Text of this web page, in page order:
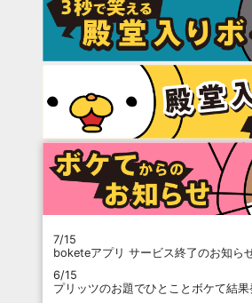
7/15
boketeアプリ サービス終了のお知ら
6/15
プリッツのお題でひとことボケて結果